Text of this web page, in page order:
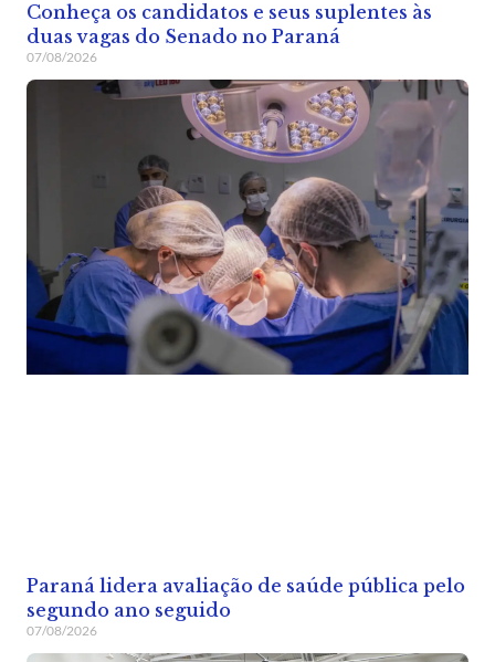
Conheça os candidatos e seus suplentes às
duas vagas do Senado no Paraná
07/08/2026
Paraná lidera avaliação de saúde pública pelo
segundo ano seguido
07/08/2026